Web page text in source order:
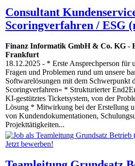
Consultant
Scoringverfahren / ESG
Finanz Informatik GmbH & Co. KG -
Frankfurt
18.12.2025 - * Erste Ansprechperson für
Fragen und Problemen rund um unsere
Softwarelösungen mit dem Schwerpunkt
Scoringverfahren« * Strukturierter
KI-gestütztes Ticketsystem, von der
Lösung * Mitwirkung bei der Erstellung
von Kundendokumentationen,
Projekttätigkeiten...